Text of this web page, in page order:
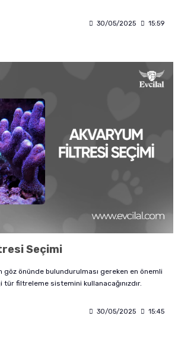
30/05/2025 15:59
Seçimi
göz önünde bulundurulması gereken en önemli
filtreleme sistemini kullanacağınızdır.
30/05/2025 15:45